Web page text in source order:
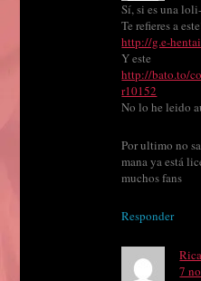
Sí, si es una
Te refieres a
http://g.e-
Y este
http://bato.to/
r10152
No lo he leido
Por ultimo no
mana ya está
muchos fans
Responder
7